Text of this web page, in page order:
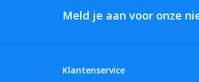
Meld je aan voor onze
Klantenservice